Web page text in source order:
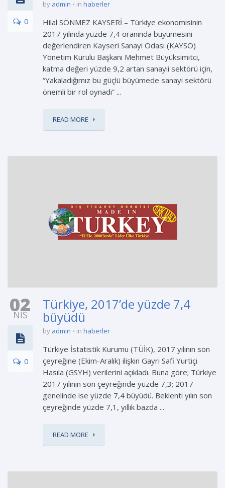
0
by admin in haberler
Hilal SÖNMEZ KAYSERİ – Türkiye ekonomisinin
2017 yılında yüzde 7,4 oranında büyümesini
değerlendiren Kayseri Sanayi Odası (KAYSO)
Yönetim Kurulu Başkanı Mehmet Büyüksimitci,
katma değeri yüzde 9,2 artan sanayii sektörü için,
“Yakaladığımız bu güçlü büyümede sanayi sektörü
önemli bir rol oynadı” ...
READ MORE
02
NIS
0
Türkiye, 2017’de yüzde 7,4
büyüdü
by admin in haberler
Türkiye İstatistik Kurumu (TÜİK), 2017 yılının son
çeyreğine (Ekim-Aralık) ilişkin Gayri Safi Yurtiçi
Hasıla (GSYH) verilerini açıkladı. Buna göre; Türkiye
2017 yılının son çeyreğinde yüzde 7,3; 2017
genelinde ise yüzde 7,4 büyüdü. Beklenti yılın son
çeyreğinde yüzde 7,1, yıllık bazda ...
READ MORE